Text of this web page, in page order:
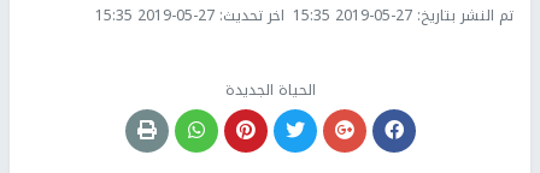
تم النشر بتاريخ: 2019-05-27 15:35 اخر تحديث: 2019-05-27 15:35